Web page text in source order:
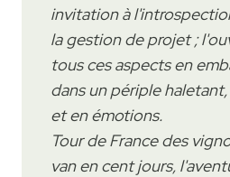
invitation à
la gestion de projet ;
tous ces aspects en
dans un périple
et en émotions.
Tour de France des
van en cent jours,